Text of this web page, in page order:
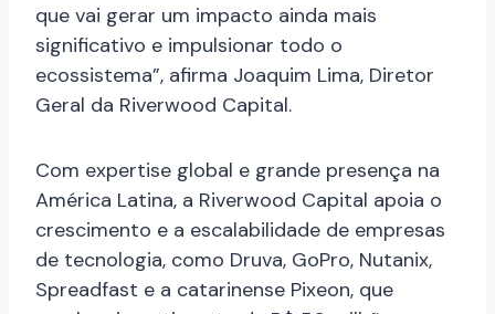
que vai gerar um impacto ainda mais
significativo e impulsionar todo o
ecossistema”, afirma J​oaquim Lima​, Diretor
Geral da Riverwood Capital.
Com expertise global e grande presença na
América Latina, a Riverwood Capital apoia o
crescimento e a escalabilidade de empresas
de tecnologia, como Druva, GoPro, Nutanix,
Spreadfast e a catarinense Pixeon, que